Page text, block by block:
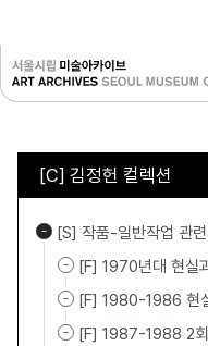
[C] 김정헌 컬렉션
[S] 작품-일반작업 관
[F] 1970년대 현실
[F] 1980-1986 현
[F] 1987-1988 2회